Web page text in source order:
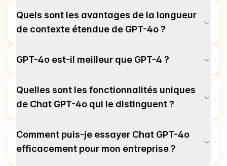
Quels sont les avantages de la longueur
de contexte étendue de GPT-4o ?
GPT-4o est-il meilleur que GPT-4 ?
Quelles sont les fonctionnalités uniques
de Chat GPT-4o qui le distinguent ?
Comment puis-je essayer Chat GPT-4o
efficacement pour mon entreprise ?